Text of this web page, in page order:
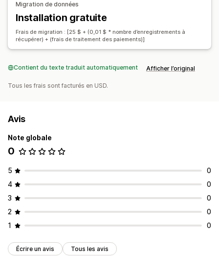
Commandes
Migration de données
Installation gratuite
Frais de migration : [25 $ + (0,01 $ * nombre d’enregistrements à
récupérer) + (frais de traitement des paiements)]
Contient du texte traduit automatiquement Afficher l’original
Tous les frais sont facturés en USD.
Avis
Note globale
0
5
0
4
0
3
0
2
0
1
0
Écrire un avis Tous les avis